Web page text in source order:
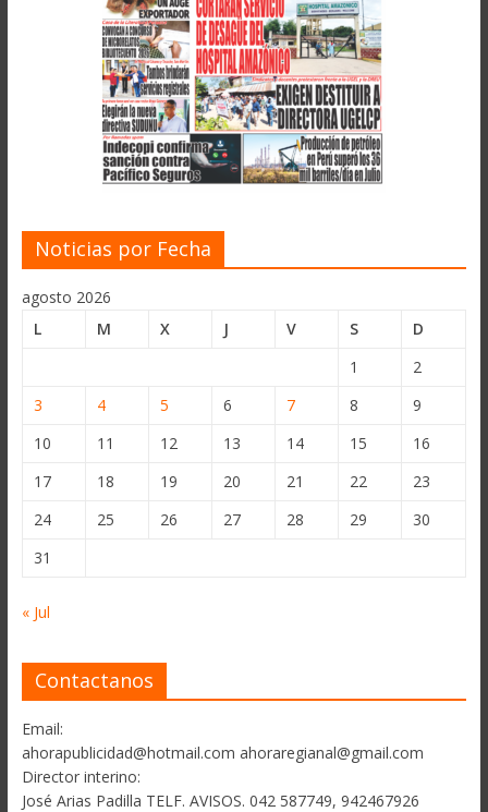
Noticias por Fecha
agosto 2026
L
M X J V S
D
1
2
3
4 5 6 7 8
9
10
11 12 13 14 15
16
17
18 19 20 21 22
23
24
25 26 27 28 29
30
31
« Jul
Contactanos
Email:
ahorapublicidad@hotmail.com ahoraregianal@gmail.com
Director interino:
José Arias Padilla TELF. AVISOS. 042 587749, 942467926